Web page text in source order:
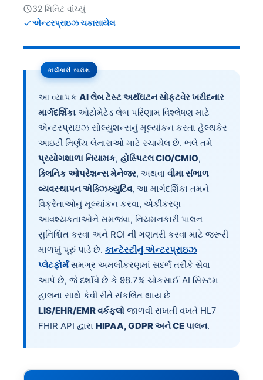
32 મિનિટ વાંચ્યું
એન્ટરપ્રાઇઝ ચકાસાયેલ
કાર્યકારી સારાંશ
આ વ્યાપક AI લેબ ટેસ્ટ અર્થઘટન સોફ્ટવેર ખરીદનાર
માર્ગદર્શિકા ઓટોમેટેડ લેબ પરિણામ વિશ્લેષણ માટે
એન્ટરપ્રાઇઝ સોલ્યુશન્સનું મૂલ્યાંકન કરતા હેલ્થકેર
આઇટી નિર્ણય લેનારાઓ માટે રચાયેલ છે. ભલે તમે
પ્રયોગશાળા નિયામક, હોસ્પિટલ CIO/CMIO,
ક્લિનિક ઓપરેશન્સ મેનેજર, અથવા વીમા સંભાળ
વ્યવસ્થાપન એક્ઝિક્યુટિવ, આ માર્ગદર્શિકા તમને
વિક્રેતાઓનું મૂલ્યાંકન કરવા, એકીકરણ
આવશ્યકતાઓને સમજવા, નિયમનકારી પાલન
સુનિશ્ચિત કરવા અને ROI ની ગણતરી કરવા માટે જરૂરી
માળખું પૂરું પાડે છે. કાન્ટેસ્ટીનું એન્ટરપ્રાઇઝ
પ્લેટફોર્મસમગ્ર અમલીકરણમાં સંદર્ભ તરીકે સેવા
આપે છે, જે દર્શાવે છે કે 98.7% ચોકસાઈ AI સિસ્ટમ
હાલના સાથે કેવી રીતે સંકલિત થાય છે
LIS/EHR/EMR વર્કફ્લો જાળવી રાખતી વખતે HL7
FHIR API દ્વારા HIPAA, GDPR અને CE પાલન.